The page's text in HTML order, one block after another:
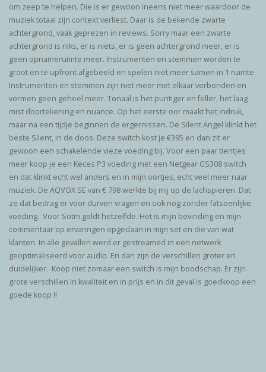
om zeep te helpen. Die is er gewoon ineens niet meer waardoor de
muziek totaal zijn context verliest. Daar is de bekende zwarte
achtergrond, vaak geprezen in reviews. Sorry maar een zwarte
achtergrond is niks, er is niets, er is geen achtergrond meer, er is
geen opnameruimte meer. Instrumenten en stemmen worden te
groot en te upfront afgebeeld en spelen niet meer samen in 1 ruimte.
Instrumenten en stemmen zijn niet meer met elkaar verbonden en
vormen geen geheel meer. Tonaal is het puntiger en feller, het laag
mist doortekening en nuance. Op het eerste oor maakt het indruk,
maar na een tijdje beginnen de ergernissen. De Silent Angel klinkt het
beste Silent, in de doos. Deze switch kost je €395 en dan zit er
gewoon een schakelende vieze voeding bij. Voor een paar tientjes
meer koop je een Keces P3 voeding met een Netgear GS308 switch
en dat klinkt echt wel anders en in mijn oortjes, echt veel meer naar
muziek. De AQVOX SE van € 798 werkte bij mij op de lachspieren. Dat
ze dat bedrag er voor durven vragen en ook nog zonder fatsoenlijke
voeding. Voor Sotm geldt hetzelfde. Het is mijn bevinding en mijn
commentaar op ervaringen opgedaan in mijn set en die van wat
klanten. In alle gevallen werd er gestreamed in een netwerk
geoptimaliseerd voor audio. En dan zijn de verschillen groter en
duidelijker. Koop niet zomaar een switch is mijn boodschap. Er zijn
grote verschillen in kwaliteit en in prijs en in dit geval is goedkoop een
goede koop !!